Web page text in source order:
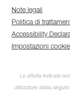
Note legali
Politica di
Accessibility
Impostazioni cookie
Le attività indicate
utilizzatore abbia